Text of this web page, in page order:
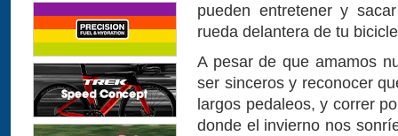
pueden entretener y
rueda delantera de tu
A pesar de que amamos
ser sinceros y reconocer
largos pedaleos, y correr
donde el invierno nos